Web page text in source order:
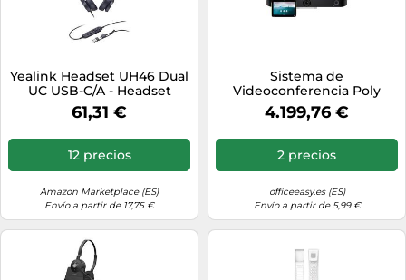
Yealink Headset UH46 Dual
UC USB-C/A - Headset
(1308183)
61,31 €
12 precios
Amazon Marketplace (ES)
Envío a partir de 17,75 €
Sistema de
Videoconferencia Poly
8D8L1AA ABB
4.199,76 €
2 precios
officeeasy.es (ES)
Envío a partir de 5,99 €